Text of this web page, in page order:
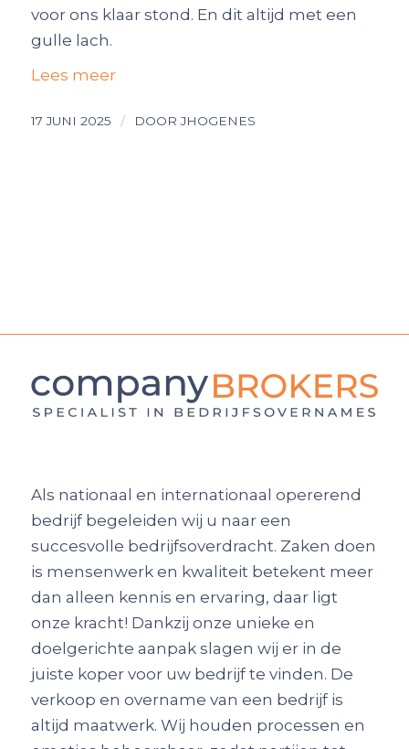
voor ons klaar stond. En dit altijd met een
gulle lach.
Lees meer
17 JUNI 2025 / DOORJHOGENES
Als nationaal en internationaal opererend
bedrijf begeleiden wij u naar een
succesvolle bedrijfsoverdracht. Zaken doen
is mensenwerk en kwaliteit betekent meer
dan alleen kennis en ervaring, daar ligt
onze kracht! Dankzij onze unieke en
doelgerichte aanpak slagen wij er in de
juiste koper voor uw bedrijf te vinden. De
verkoop en overname van een bedrijf is
altijd maatwerk. Wij houden processen en